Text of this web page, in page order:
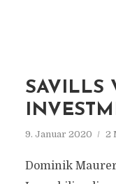
SAVILLS
9. Januar 2020 2
Dominik